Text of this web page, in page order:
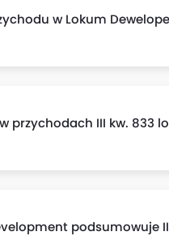
w Lokum
przychodach III kw. 833
podsumowuje